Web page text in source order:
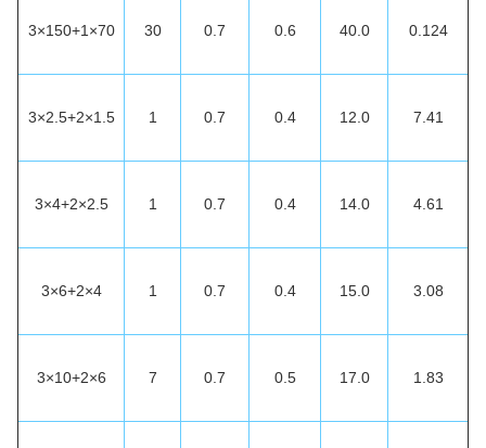
3×150+1×70 30 0.7 0.6 40.0 0.124
3×2.5+2×1.5 1 0.7 0.4 12.0 7.41
3×4+2×2.5 1 0.7 0.4 14.0 4.61
3×6+2×4 1 0.7 0.4 15.0 3.08
3×10+2×6 7 0.7 0.5 17.0 1.83